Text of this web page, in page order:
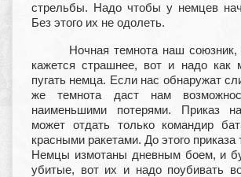
стрельбы. Надо чтобы у немцев
Без этого их не одолеть.
Ночная темнота наш союзник,
кажется страшнее, вот и надо как
пугать немца. Если нас обнаружат
же темнота даст нам
наименьшими потерями. Приказ
может отдать только командир
красными ракетами. До этого приказа
Немцы измотаны дневным боем, и
убитые, вот их и надо поубивать